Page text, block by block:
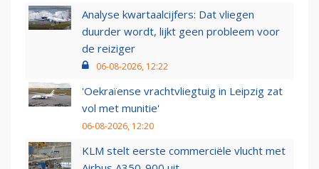
Analyse kwartaalcijfers: Dat vliegen
duurder wordt, lijkt geen probleem voor
de reiziger
06-08-2026, 12:22
'Oekraïense vrachtvliegtuig in Leipzig zat
vol met munitie'
06-08-2026, 12:20
KLM stelt eerste commerciële vlucht met